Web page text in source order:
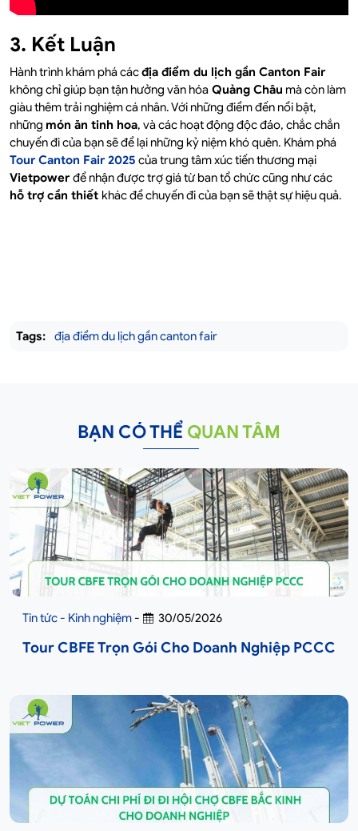
3. Kết Luận
Hành trình khám phá cácđịa điểm du lịch gần Canton Fair
không chỉ giúp bạn tận hưởng văn hóa Quảng Châu mà còn làm
giàu thêm trải nghiệm cá nhân. Với những điểm đến nổi bật,
những món ăn tinh hoa, và các hoạt động độc đáo, chắc chắn
chuyến đi của bạn sẽ để lại những kỷ niệm khó quên. Khám phá
Tour Canton Fair 2025 của trung tâm xúc tiến thương mại
Vietpower để nhận được trợ giá từ ban tổ chức cũng như các
hỗ trợ cần thiết khác để chuyến đi của bạn sẽ thật sự hiệu quả.
Tags: địa điểm du lịch gần canton fair
BẠN CÓ THỂ QUAN TÂM
Tin tức - Kinh nghiệm - 30/05/2026
Tour CBFE Trọn Gói Cho Doanh Nghiệp PCCC